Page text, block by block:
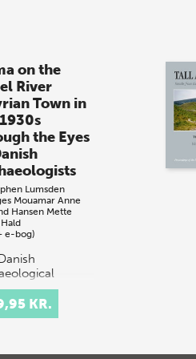
on the
River
Town in
the Eyes
Lumsden
Mouamar Anne
Hansen Mette
e-bog)
to Hama in
in the 1930s
an ancient
KR.